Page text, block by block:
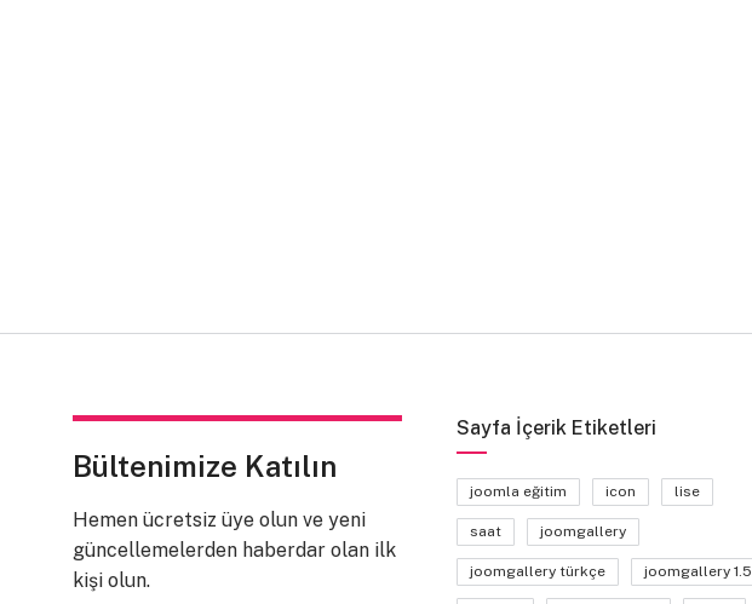
Bültenimize Katılın
Hemen ücretsiz üye olun ve yeni
güncellemelerden haberdar olan ilk
kişi olun.
Sayfa İçerik Etiketleri
joomla eğitim icon lise
saat joomgallery
joomgallery türkçe joomgallery 1.5